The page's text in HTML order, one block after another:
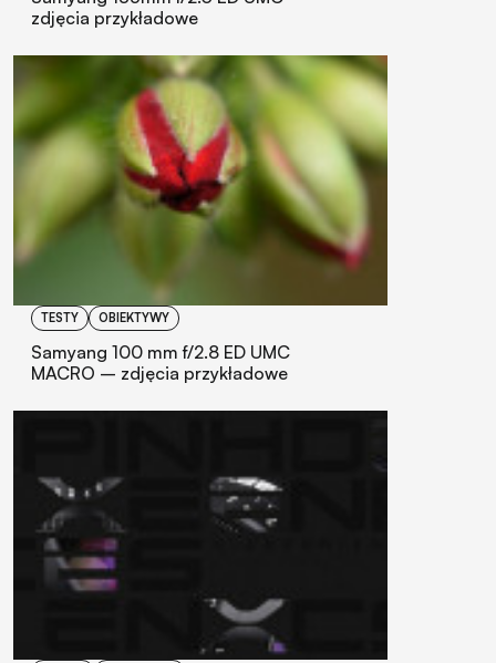
zdjęcia przykładowe
TESTY OBIEKTYWY
Samyang 100 mm f/2.8 ED UMC
MACRO – zdjęcia przykładowe